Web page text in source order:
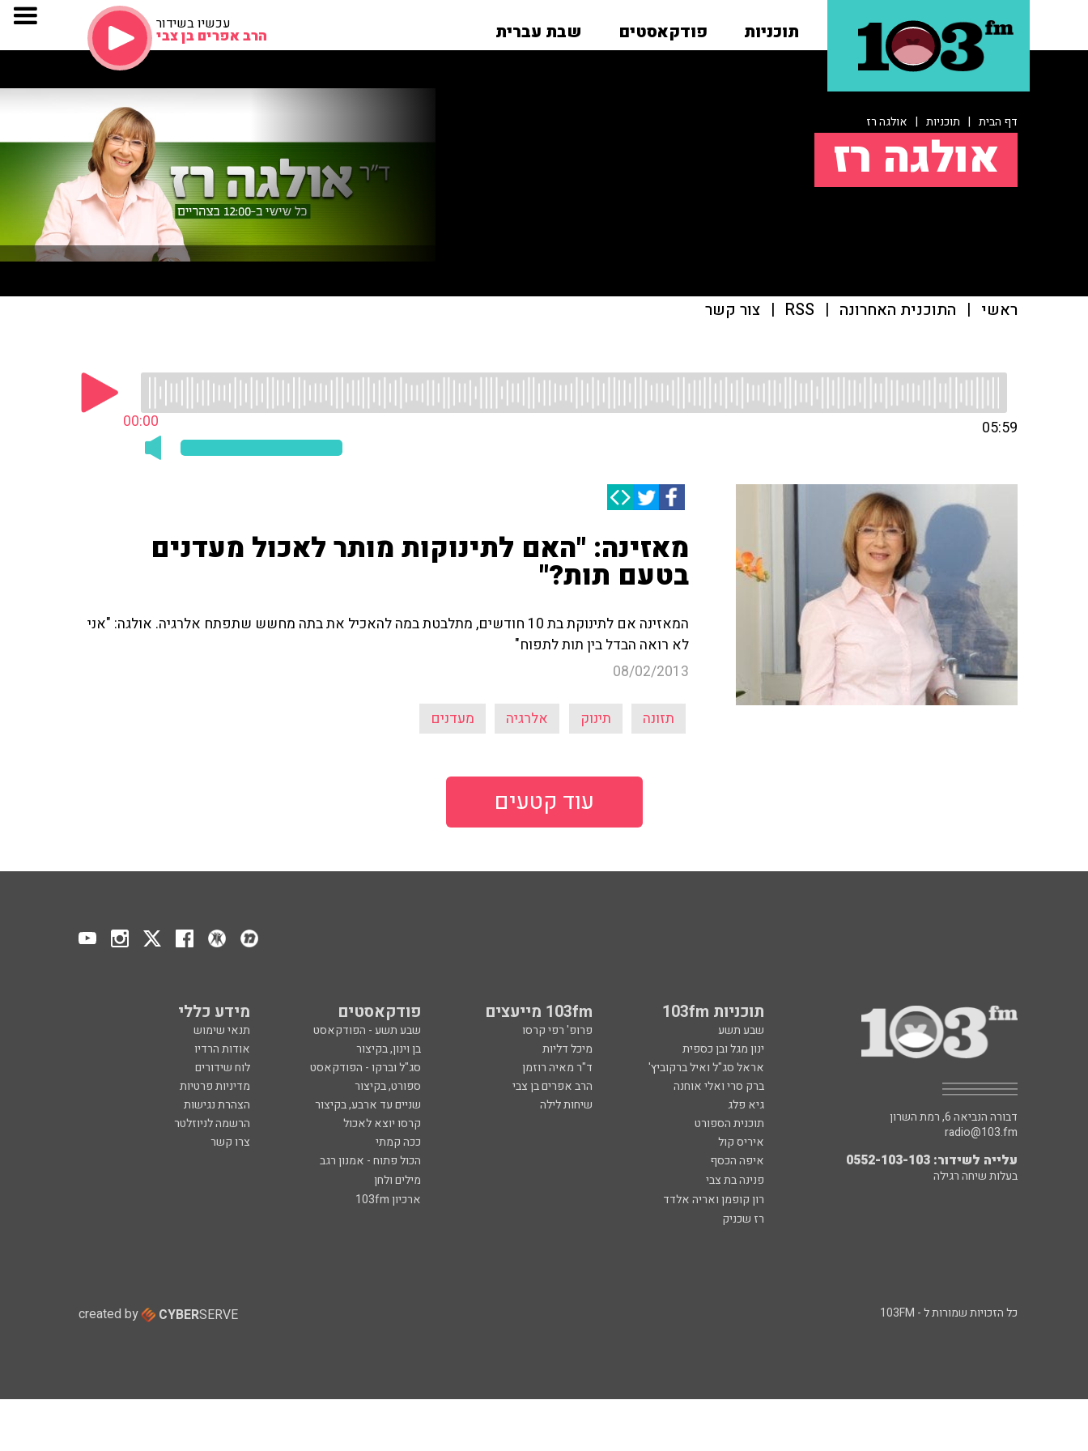
תוכניות פודקאסטים שבת עברית עכשיו בשידור
הרב אפרים בן צבי
דף הבית | תוכניות | אולגה רז
אולגה רז
ראשי | התוכנית האחרונה |
RSS
| צור קשר
00:00 05:59
מאזינה: "האם לתינוקות מותר לאכול מעדנים
בטעם תות?"
המאזינה אם לתינוקת בת 10 חודשים, מתלבטת במה להאכיל את בתה מחשש שתפתח אלרגיה. אולגה: "אני
לא רואה הבדל בין תות לתפוח"
08/02/2013
תזונה תינוק אלרגיה מעדנים
עוד קטעים
תוכניות 103fm 103fm מייעצים פודקאסטים מידע כללי
שבע תשע פרופ' רפי קרסו שבע תשע - הפודקאסט
תנאי שימוש
ינון מגל ובן כספית
מיכל דליות בן וינון, בקיצור
אודות הרדיו
אראל סג"ל ואיל ברקוביץ'
ד"ר מאיה רוזמן סג"ל וברקו - הפודקאסט
לוח שידורים
ברק סרי ואלי אוחנה
הרב אפרים בן צבי ספורט, בקיצור
מדיניות פרטיות
גיא פלג
שיחות לילה שניים עד ארבע, בקיצור
הצהרת נגישות
תוכנית הספורט
קרסו יוצא לאכול
הרשמה לניוזלטר
איריס קול
ככה קמתי
צרו קשר
איפה הכסף
הכול פתוח - אמנון רגב
פנינה בת צבי
מילים ולחן
רון קופמן ואריה אלדד
ארכיון 103fm
רז שכניק
דבורה הנביאה 6, רמת השרון
radio@103.fm
עלייה לשידור: 0552-103-103
בעלות שיחה רגילה
כל הזכויות שמורות ל - 103FM created by CYBERSERVE